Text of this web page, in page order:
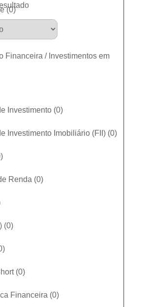
(0)
Financeira / Investimentos em
Investimento (0)
Investimento Imobiliário (FII) (0)
)
Renda (0)
(0)
)
(0)
Financeira (0)